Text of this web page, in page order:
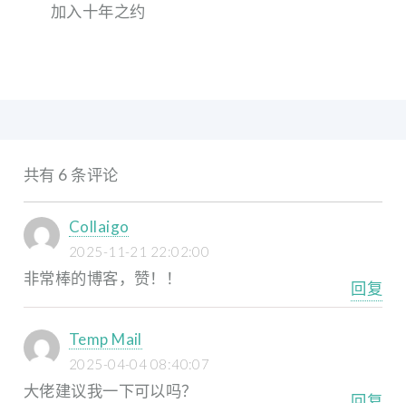
加入十年之约
共有 6 条评论
Collaigo
2025-11-21 22:02:00
非常棒的博客，赞！！
回复
Temp Mail
2025-04-04 08:40:07
大佬建议我一下可以吗？